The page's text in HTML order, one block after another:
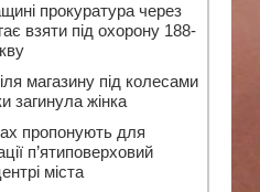
прокуратура через
взяти під охорону 188-
магазину під колесами
загинула жінка
пропонують для
п’ятиповерховий
міста